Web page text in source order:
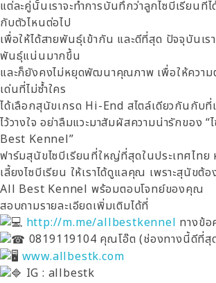
แต่ละคู่นั้นเราจะทำการบันทึกว่าลูกไซบีเรียนที่
กับตัวไหนต่อไป
เพื่อให้ได้สายพันธุ์เข้ากัน และดีที่สุด ปัจจุบันเร
พันธุ์แน่นมากขึ้น
และก็ยังคงไม่หยุดพัฒนาคุณภาพ เพื่อให้ความ
เด่นที่ไม่ซ้ำใคร
ได้เลือกสุนัขเกรด Hi-End สไตล์เดียวกันกับ
ไว้วางใจ อย่าลืมแวะมาสัมผัสความน่ารักของ “
Best Kennel”
ฟาร์มสุนัขไซบีเรียนที่ใหญ่ที่สุดในประเทศไทย
เลี้ยงไซบีเรียน ให้เราได้ดูแลคุณ เพราะสุนัขต้
All Best Kennel พร้อมตอบโจทย์ของคุณ
สอบถามรายละเอียดเพิ่มเติมได้ที่
http://m.me/allbestkennel ทางข้อ
0819119104 คุณโอ๊ต (ช่องทางนี้ดีที่สุ
www.allbestk.com
IG : allbestk